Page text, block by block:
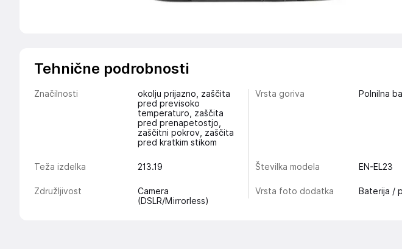
Tehnične podrobnosti
Značilnosti
okolju prijazno, zaščita
pred previsoko
temperaturo, zaščita
pred prenapetostjo,
zaščitni pokrov, zaščita
pred kratkim stikom
Vrsta goriva Polnilna
Teža izdelka 213.19 Številka modela EN-EL23
Združljivost
Camera
(DSLR/Mirrorless)
Vrsta foto dodatka Baterija /